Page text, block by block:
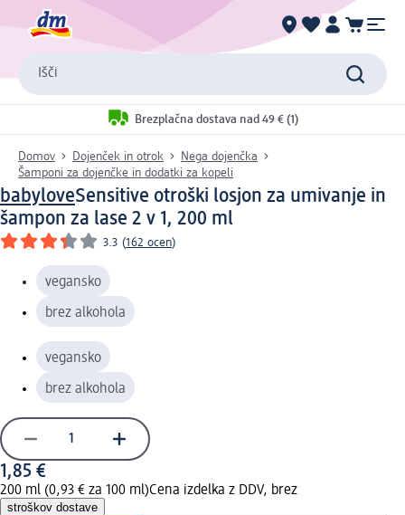
Išči
Brezplačna dostava nad 49 € (1)
Domov Dojenček in otrok
Nega dojenčka
Šamponi za dojenčke in dodatki za kopeli
babyloveSensitive otroški losjon za umivanje in
šampon za lase 2 v 1, 200 ml
3.3 (162 ocen)
vegansko
brez alkohola
vegansko
brez alkohola
1,85 €
200 ml (0,93 € za 100 ml)Cena izdelka z DDV, brez
stroškov dostave